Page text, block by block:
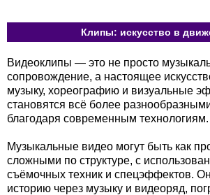
Клипы: искусство в
Видеоклипы — это не просто
сопровождение, а настоящее
музыку, хореографию и визуальные
становятся всё более
благодаря современным технологиям.
Музыкальные видео могут быть как
сложными по структуре, с
съёмочных техник и спецэффектов.
историю через музыку и видеоряд,